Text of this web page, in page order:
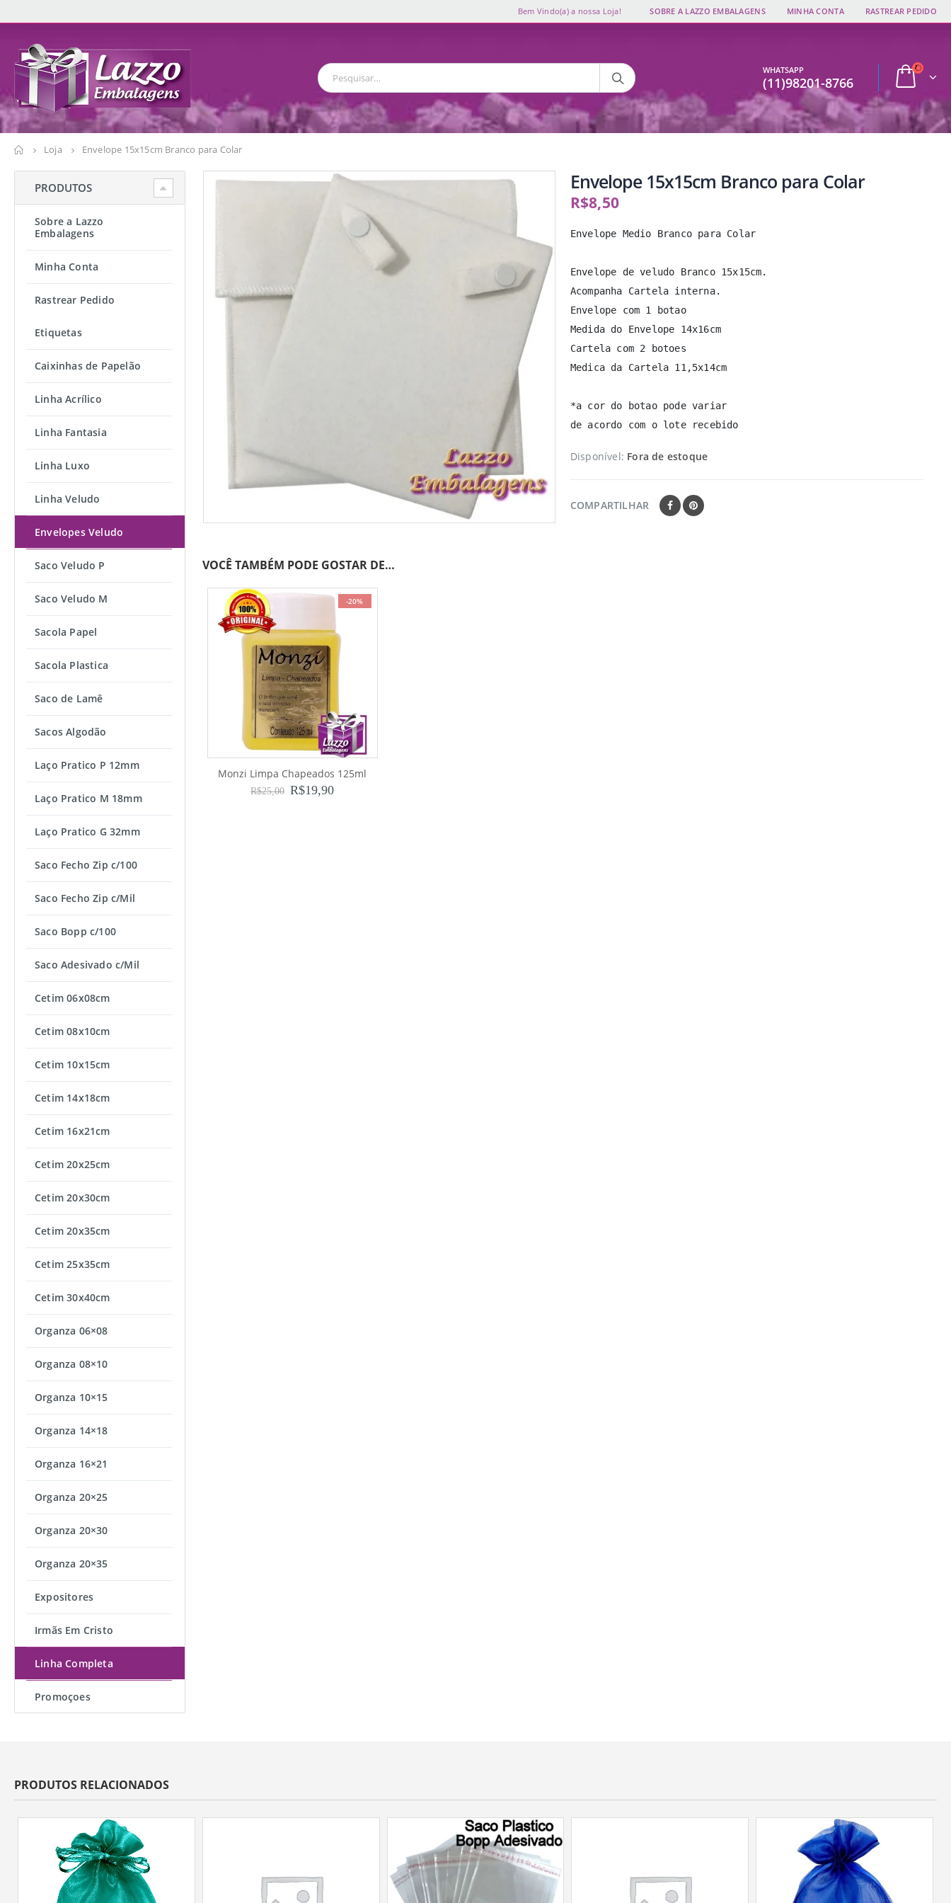
Bem Vindo(a) a nossa Loja! SOBRE A LAZZO EMBALAGENS MINHA CONTA RASTREAR PEDIDO
WHATSAPP
(11)98201-8766
Loja Envelope 15x15cm Branco para Colar
Envelope 15x15cm Branco para Colar
R$8,50
Envelope Medio Branco para Colar
Envelope de veludo Branco 15x15cm.
Acompanha Cartela interna.
Envelope com 1 botao
Medida do Envelope 14x16cm
Cartela com 2 botoes
Medica da Cartela 11,5x14cm
*a cor do botao pode variar
de acordo com o lote recebido
Disponível: Fora de estoque
COMPARTILHAR
VOCÊ TAMBÉM PODE GOSTAR DE…
-20%
Monzi Limpa Chapeados 125ml
R$25,00 R$19,90
PRODUTOS
Sobre a Lazzo
Embalagens
Minha Conta
Rastrear Pedido
Etiquetas
Caixinhas de Papelão
Linha Acrílico
Linha Fantasia
Linha Luxo
Linha Veludo
Envelopes Veludo
Saco Veludo P
Saco Veludo M
Sacola Papel
Sacola Plastica
Saco de Lamê
Sacos Algodão
Laço Pratico P 12mm
Laço Pratico M 18mm
Laço Pratico G 32mm
Saco Fecho Zip c/100
Saco Fecho Zip c/Mil
Saco Bopp c/100
Saco Adesivado c/Mil
Cetim 06x08cm
Cetim 08x10cm
Cetim 10x15cm
Cetim 14x18cm
Cetim 16x21cm
Cetim 20x25cm
Cetim 20x30cm
Cetim 20x35cm
Cetim 25x35cm
Cetim 30x40cm
Organza 06×08
Organza 08×10
Organza 10×15
Organza 14×18
Organza 16×21
Organza 20×25
Organza 20×30
Organza 20×35
Expositores
Irmãs Em Cristo
Linha Completa
Promoçoes
PRODUTOS RELACIONADOS